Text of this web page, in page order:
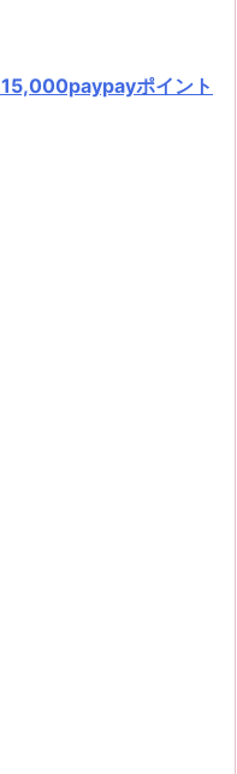
15,000paypayポイント